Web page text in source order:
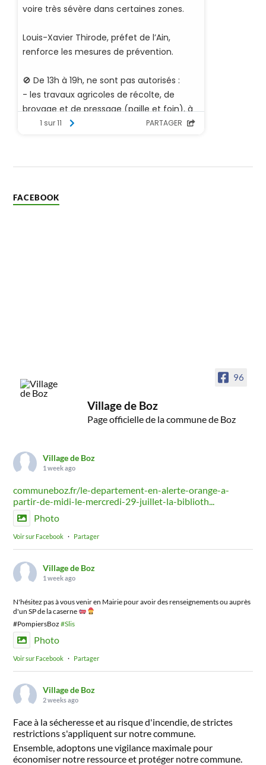
FACEBOOK
96
Village de Boz
Page officielle de la commune de Boz
Village de Boz
1 week ago
communeboz.fr/le-departement-en-alerte-orange-a-
partir-de-midi-le-mercredi-29-juillet-la-biblioth...
Photo
Voir sur Facebook · Partager
Village de Boz
1 week ago
N'hésitez pas à vous venir en Mairie pour avoir des renseignements ou auprès
d'un SP de la caserne
#PompiersBoz#Slis
Photo
Voir sur Facebook · Partager
Village de Boz
2 weeks ago
Face à la sécheresse et au risque d'incendie, de strictes
restrictions s'appliquent sur notre commune.
Ensemble, adoptons une vigilance maximale pour
économiser notre ressource et protéger notre commune.